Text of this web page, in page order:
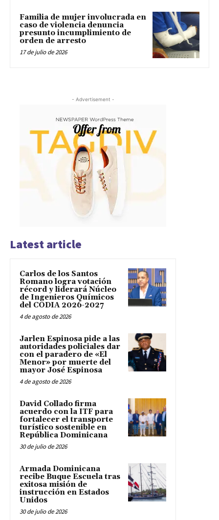
Familia de mujer involucrada en
caso de violencia denuncia
presunto incumplimiento de
orden de arresto
17 de julio de 2026
- Advertisement -
Latest article
Carlos de los Santos
Romano logra votación
récord y liderará Núcleo
de Ingenieros Químicos
del CODIA 2026-2027
4 de agosto de 2026
Jarlen Espinosa pide a las
autoridades policiales dar
con el paradero de «El
Menor» por muerte del
mayor José Espinosa
4 de agosto de 2026
David Collado firma
acuerdo con la ITF para
fortalecer el transporte
turístico sostenible en
República Dominicana
30 de julio de 2026
Armada Dominicana
recibe Buque Escuela tras
exitosa misión de
instrucción en Estados
Unidos
30 de julio de 2026